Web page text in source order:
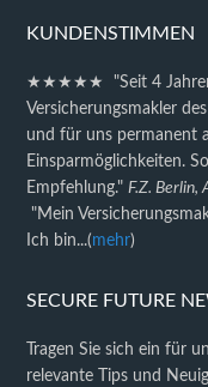
KUNDENSTIMMEN
★★★★★ "Seit 4 Jahren
Versicherungsmakler
und für uns permanent
Einsparmöglichkeiten.
Empfehlung." F.Z.
"Mein
Ich bin...(mehr)
SECURE FUTURE
Tragen Sie sich ein für
relevante Tips und